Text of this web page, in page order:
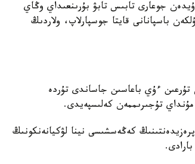
جوعارى تابىس تابۋ بۇرىنعىداي وڭاي
باسپانانى قايتا جوسپارلاپ، ولاردىڭ
تۇرعىن ءۇي باعاسىن جاساندى تۇردە
مۇنداي تۇجىرىممەن كەلىسپەيدى.
كەڭەسشىسى نينا لۋكيانەنكونىڭ